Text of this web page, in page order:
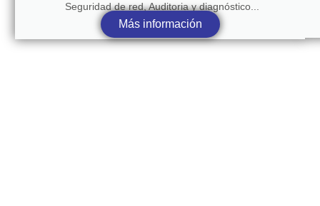
Seguridad de red, Auditoria y diagnóstico...
Más información